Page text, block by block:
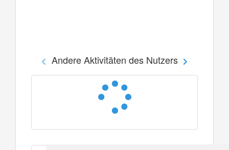
Andere Aktivitäten des Nutzers